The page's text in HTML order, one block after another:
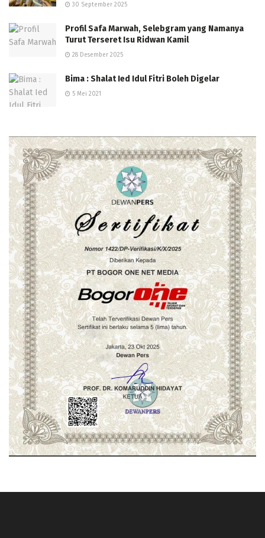
30 September 2025
Profil Safa Marwah, Selebgram yang Namanya
Turut Terseret Isu Ridwan Kamil
28 Desember 2025
Bima : Shalat Ied Idul Fitri Boleh Digelar
5 Mei 2021